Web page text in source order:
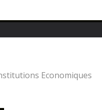
Economiques